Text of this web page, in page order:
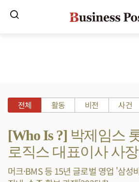
전체 활동 비전 사건
[Who Is ?] 박제임스
로직스 대표이사 사장
머크·BMS 등 15년 글로벌 영업 '삼성